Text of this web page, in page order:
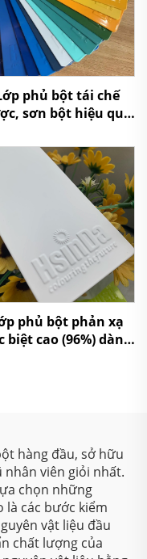
phủ bột tái chế
sơn bột hiệu quả
để phun ứng dụng
phủ bột phản xạ
biệt cao (96%) dành
hàng đầu, sở hữu
viên giỏi nhất.
chọn những
các bước kiểm
vật liệu đầu
chất lượng của